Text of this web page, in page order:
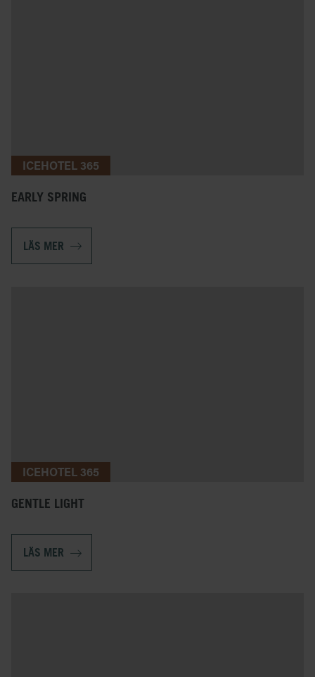
ICEHOTEL 365
EARLY SPRING
LÄS MER
ICEHOTEL 365
GENTLE LIGHT
LÄS MER